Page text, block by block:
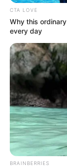
CTA LOVE
Why this
every day
BRAINBERRIES